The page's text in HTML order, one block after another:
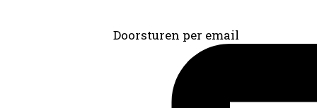
Doorsturen per email